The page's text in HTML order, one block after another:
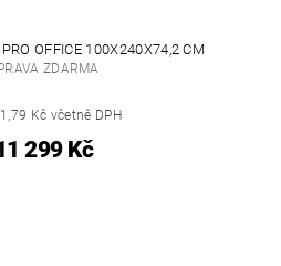
OFFICE 100X240X74,2 CM
ZDARMA
Kč včetně DPH
299 Kč